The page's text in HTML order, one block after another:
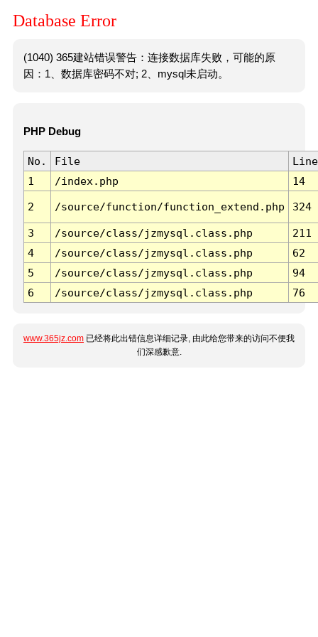
Database Error
(1040) 365建站错误警告：连接数据库失败，可能的原
因：1、数据库密码不对; 2、mysql未启动。
PHP Debug
No. File
Line
1
/index.php 14
2 /source/function/function_extend.php 324
3 /source/class/jzmysql.class.php
211
4
/source/class/jzmysql.class.php
62
5
/source/class/jzmysql.class.php
94
6
/source/class/jzmysql.class.php 76
www.365jz.com 已经将此出错信息详细记录, 由此给您带来的访问不便我
们深感歉意.